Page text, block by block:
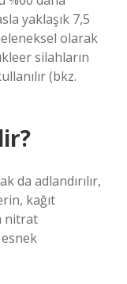
yaklaşık 7,5
olarak
silahların
(bkz.
da adlandırılır,
kağıt
nitrat